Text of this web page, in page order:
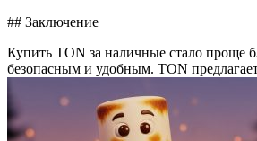
## Заключение
Купить TON за наличные стало проще
безопасным и удобным. TON